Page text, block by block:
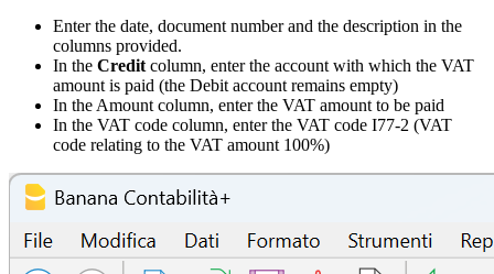
Enter the date, document number and the description in the
columns provided.
In the Credit column, enter the account with which the VAT
amount is paid (the Debit account remains empty)
In the Amount column, enter the VAT amount to be paid
In the VAT code column, enter the VAT code I77-2 (VAT
code relating to the VAT amount 100%)